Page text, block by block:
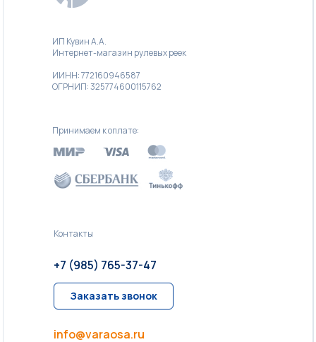
Принимаем к оплате:
Контакты
ИП Кувин А.А.
Интернет-магазин рулевых реек
ИИНН: 772160946587
ОГРНИП: 325774600115762
info@varaosa.ru
+7 (985) 765-37-47
Заказать звонок